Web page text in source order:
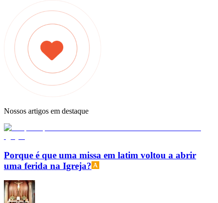
Nossos artigos em destaque
Porque é que uma missa em latim voltou a abrir
uma ferida na Igreja?